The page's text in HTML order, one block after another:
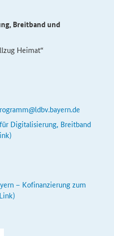
Breitband und
Heimat“
Digitalisierung, Breitband
– Kofinanzierung zum